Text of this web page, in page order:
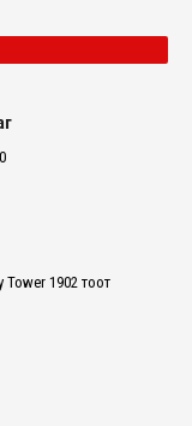
Tower 1902 тоот